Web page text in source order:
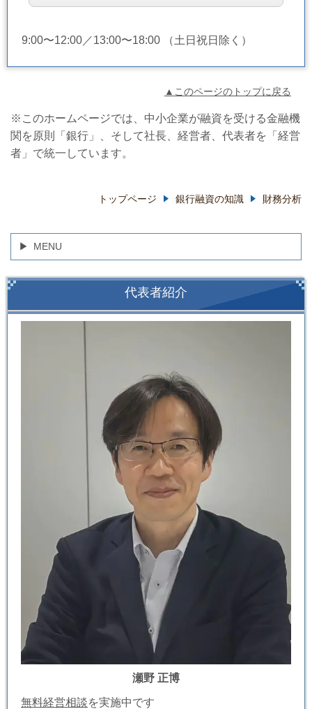
9:00〜12:00／13:00〜18:00 （土日祝日除く）
▲このページのトップに戻る
※このホームページでは、中小企業が融資を受ける金融機
関を原則「銀行」、そして社長、経営者、代表者を「経営
者」で統一しています。
トップページ 銀行融資の知識 財務分析
MENU
代表者紹介
瀬野 正博
無料経営相談を実施中です